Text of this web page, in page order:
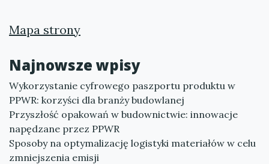
Mapa strony
Najnowsze wpisy
Wykorzystanie cyfrowego paszportu produktu w
PPWR: korzyści dla branży budowlanej
Przyszłość opakowań w budownictwie: innowacje
napędzane przez PPWR
Sposoby na optymalizację logistyki materiałów w celu
zmniejszenia emisji